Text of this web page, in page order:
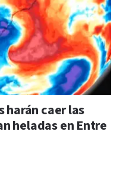
harán caer las
heladas en Entre